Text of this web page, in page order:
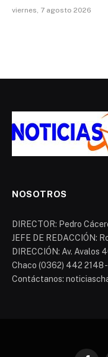
viernes, 7 agosto 2026
NOSOTROS
DIRECTOR: Pedro
JEFE DE REDACCIÓN:
DIRECCIÓN: Av. Avalos
Chaco (0362) 442 2148 -
Contáctanos: